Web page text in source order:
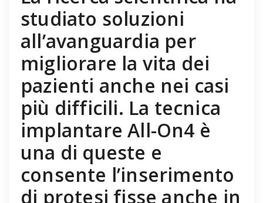
studiato soluzioni
all’avanguardia per
migliorare la vita dei
pazienti anche nei casi
più difficili. La tecnica
implantare All-On4 è
una di queste e
consente l’inserimento
di protesi fisse anche in